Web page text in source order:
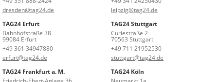
dresden@tag24.de
leipzig@tag24.de
TAG24 Erfurt
Bahnhofstraße 38
99084 Erfurt
+49 361 34947880
erfurt@tag24.de
TAG24 Stuttgart
Curiestraße 2
70563 Stuttgart
+49 711 21952530
stuttgart@tag24.de
TAG24 Frankfurt a. M.
TAG24 Köln